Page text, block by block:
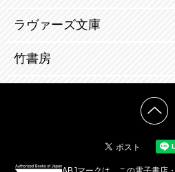
ラヴァーズ文庫
竹書房